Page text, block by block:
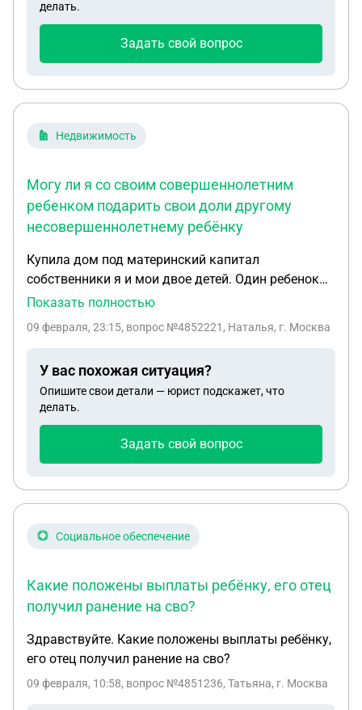
делать.
Задать свой вопрос
Недвижимость
Могу ли я со своим совершеннолетним
ребенком подарить свои доли другому
несовершеннолетнему ребёнку
Купила дом под материнский капитал
собственники я и мои двое детей. Один ребенок
стал совершеннолетним другой ещё нет. Могу ли
подарить свои доли другому
отказаться от своих долей в пользу
несовершеннолетнего ребенка
Показать полностью
09 февраля, 23:15, вопрос №4852221, Наталья, г. Москва
У вас похожая ситуация?
Опишите свои детали — юрист подскажет, что
делать.
Задать свой вопрос
Социальное обеспечение
Какие положены выплаты ребёнку, его отец
получил ранение на сво?
Здравствуйте. Какие положены выплаты ребёнку,
его отец получил ранение на сво?
09 февраля, 10:58, вопрос №4851236, Татьяна, г. Москва